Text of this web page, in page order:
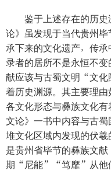
鉴于上述存在的历史
论》虽发现于当代贵州
承下来的文化遗产，传
录者的居所不是永恒不
献应该与古蜀文明“文
着历史渊源。其主要理
各文化形态与彝族文化有
文论》一书中内容与古
堆文化区域内发现的伏
是贵州省毕节的彝族文
期“尼能”“笃靡”从他